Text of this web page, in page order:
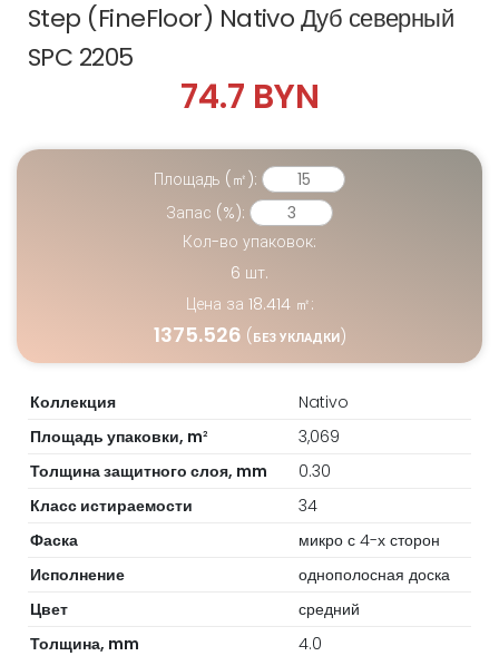
Step (FineFloor) Nativo Дуб северный
SPC 2205
74.7 BYN
Площадь (㎡):
Запас (%):
Кол-во упаковок:
6 шт.
Цена за 18.414㎡:
1375.526 (БЕЗ УКЛАДКИ)
Коллекция
Nativo
Площадь упаковки, m2
3,069
Толщина защитного слоя, mm
0.30
Класс истираемости
34
Фаска
микро с 4-х сторон
Исполнение
однополосная доска
Цвет
средний
Толщина, mm
4.0